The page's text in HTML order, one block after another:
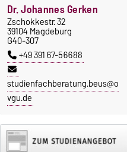
Dr. Johannes Gerken
Zschokkestr. 32
39104 Magdeburg
G40-307
+49 391 67-56688
studienfachberatung.beus@o
vgu.de